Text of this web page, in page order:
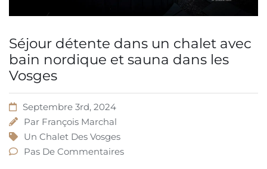
Séjour détente dans un chalet avec
bain nordique et sauna dans les
Vosges
Septembre 3rd, 2024
Par François Marchal
Un Chalet Des Vosges
Pas De Commentaires